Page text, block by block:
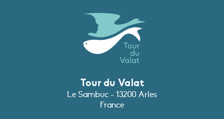
Tour du Valat
Le Sambuc - 13200 Arles
France